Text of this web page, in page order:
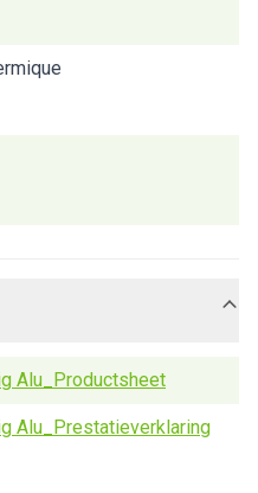
Alu_Productsheet
Alu_Prestatieverklaring